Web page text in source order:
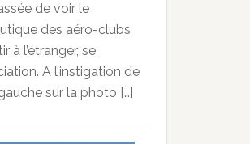
de voir le
des aéro-clubs
à l’étranger, se
A l’instigation de
sur la photo […]